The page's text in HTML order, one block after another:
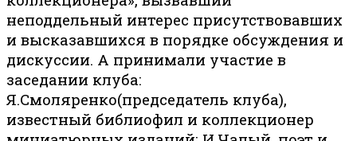
неподдельный интерес присутствовавших
и высказавшихся в порядке обсуждения и
дискуссии. А принимали участие в
заседании клуба:
Я.Смоляренко(председатель клуба),
известный библиофил и коллекционер